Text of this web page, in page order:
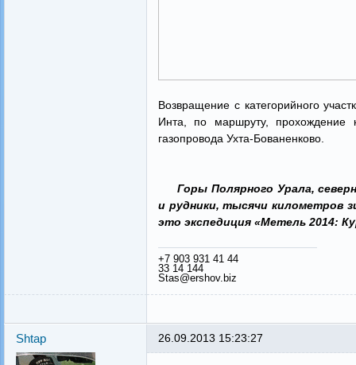
Возвращение с категорийного
Инта, по маршруту, прохождение
газопровода Ухта-Бованенково.
Горы Полярного Урала,
и рудники, тысячи километров
это экспедиция «Метель 2014:
+7 903 931 41 44
33 14 144
Stas@ershov.biz
Shtap 26.09.2013 15:23:27